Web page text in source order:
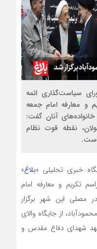
سیاست‌گذاری ائمه
و معارفه امام جمعه
آنان گفت:
نقطه قوت نظام
خبری تحلیلی «بلاغ»
تکریم و معارفه امام
مصلی این شهر برگزار
از جایگاه والای
شهدای دفاع مقدس و